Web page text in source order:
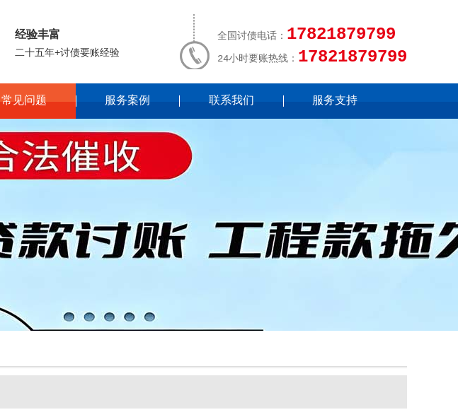
经验丰富
二十五年+讨债要账经验
全国讨债电话： 17821879799
24小时要账热线： 17821879799
常见问题 服务案例 联系我们 服务支持